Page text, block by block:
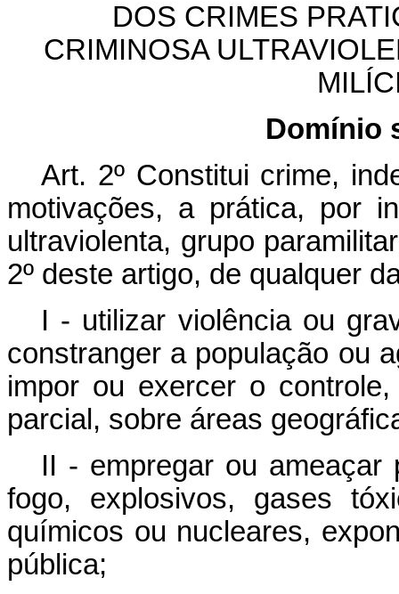
DOS CRIMES
CRIMINOSA
Domínio
Art. 2º Constitui crime,
motivações, a prática, por
ultraviolenta, grupo
2º deste artigo, de qualquer
I - utilizar violência ou
constranger a população ou
impor ou exercer o
parcial, sobre áreas
II - empregar ou
fogo, explosivos, gases
químicos ou nucleares,
pública;